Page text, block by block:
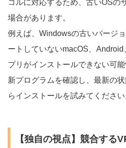
コルに対応するため、古いOSの
場合があります。
例えば、Windowsの古いバージ
ートしていないmacOS、
プリがインストールできない可
新プログラムを確認し、最新の
らインストールを試みてください
【独自の視点】競合する